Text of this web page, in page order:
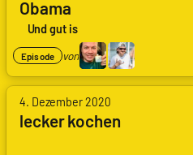
Obama
Und gut is
Episode von
4. Dezember 2020
lecker kochen